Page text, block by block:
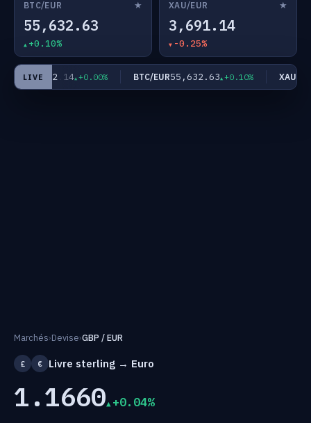
BTC/EUR ★
55,632.63
+0.10%
XAU/EUR ★
3,691.14
-0.25%
LIVE
JPY182.14 +0.00% BTC/EUR55,632.63 +0.10% XAU/EUR
Marchés›Devise›GBP / EUR
£ € Livre sterling → Euro
1.1660 +0.04%